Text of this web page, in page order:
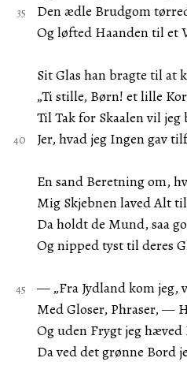
Den ædle Brudgom
Og løfted Haanden til et
Sit Glas han bragte til at
„Ti stille, Børn! et lille
Til Tak for Skaalen vil jeg
Jer, hvad jeg Ingen gav
En sand Beretning om,
Mig Skjebnen laved Alt
Da holdt de Mund, saa
Og nipped tyst til deres
— „Fra Jydland kom jeg,
Med Gloser, Phraser, —
Og uden Frygt jeg
Da ved det grønne Bord